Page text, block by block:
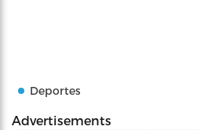
Deportes
Advertisements